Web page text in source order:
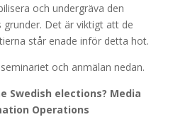
och undergräva den
grunder. Det är viktigt att de
står enade inför detta hot.
och anmälan nedan.
Swedish elections? Media
Operations